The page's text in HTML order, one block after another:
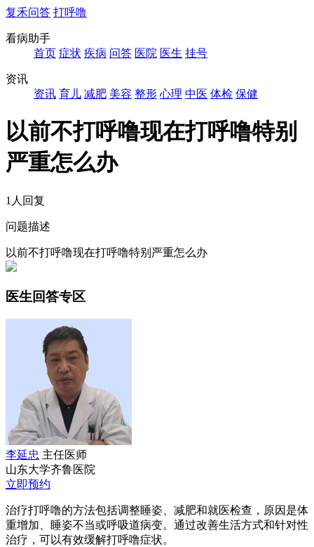
复禾问答 打呼噜
看病助手
首页 症状 疾病 问答 医院 医生 挂号
资讯
资讯 育儿 减肥 美容 整形 心理 中医 体检 保健
以前不打呼噜现在打呼噜特别
严重怎么办
1人回复
问题描述
以前不打呼噜现在打呼噜特别严重怎么办
医生回答专区
李延忠 主任医师
山东大学齐鲁医院
立即预约
治疗打呼噜的方法包括调整睡姿、减肥和就医检查，原因是体
重增加、睡姿不当或呼吸道病变。通过改善生活方式和针对性
治疗，可以有效缓解打呼噜症状。